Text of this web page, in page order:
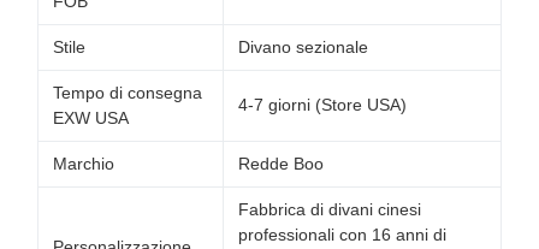
Stile Divano sezionale
Tempo di consegna
EXW USA
4-7 giorni (Store USA)
Marchio Redde Boo
Fabbrica di divani cinesi
professionali con 16 anni di